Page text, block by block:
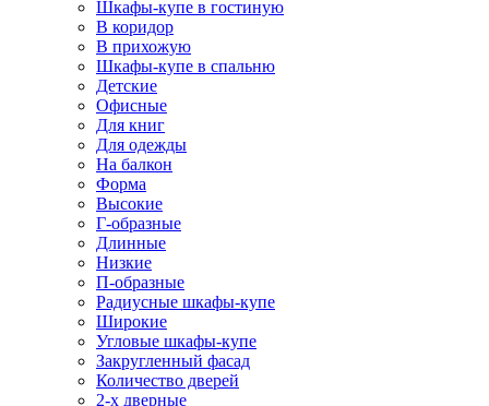
Шкафы-купе в гостиную
В коридор
В прихожую
Шкафы-купе в спальню
Детские
Офисные
Для книг
Для одежды
На балкон
Форма
Высокие
Г-образные
Длинные
Низкие
П-образные
Радиусные шкафы-купе
Широкие
Угловые шкафы-купе
Закругленный фасад
Количество дверей
2-х дверные